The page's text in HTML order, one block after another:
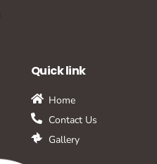
Quick link
Home
Contact Us
Gallery